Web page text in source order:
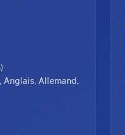
Anglais, Allemand,